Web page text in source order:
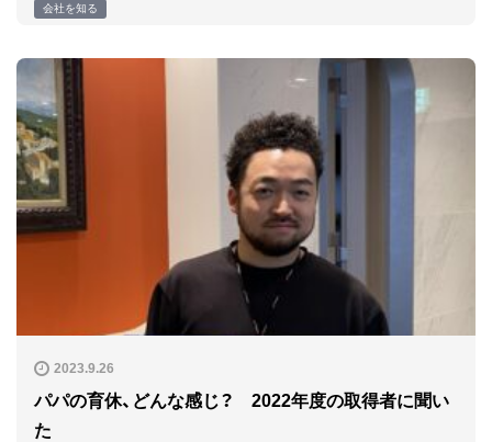
会社を知る
2023.9.26
パパの育休、どんな感じ？ 2022年度の取得者に聞い
た